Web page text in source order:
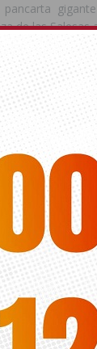
de las Salesas
de esta
tendrá lugar la
de realidad
De esta
medida de la
que el material
120.000 personas
la
cuando
para la